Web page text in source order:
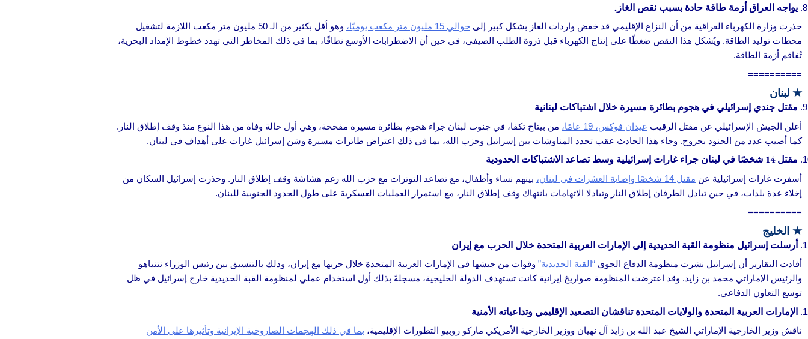
يواجه العراق أزمة طاقة حادة بسبب نقص الغاز.
حذرت وزارة الكهرباء العراقية من أن النزاع الإقليمي قد خفض واردات الغاز بشكل كبير إلى حوالي 15 مليون متر مكعب يوميًا،
وهو أقل بكثير من الـ 50 مليون متر مكعب اللازمة لتشغيل
محطات توليد الطاقة. ويُشكل هذا النقص ضغطًا على إنتاج الكهرباء قبل ذروة الطلب الصيفي، في حين أن الاضطرابات الأوسع نطاقًا، بما في ذلك المخاطر التي تهدد خطوط الإمداد البحرية،
تُفاقم أزمة الطاقة.
==========
★ لبنان
مقتل جندي إسرائيلي في هجوم بطائرة مسيرة خلال اشتباكات لبنانية
أعلن الجيش الإسرائيلي عن مقتل الرقيب عيدان فوكس، 19 عامًا،
من بيتاح تكفا، في جنوب لبنان جراء هجوم بطائرة مسيرة مفخخة، وهي أول حالة وفاة من هذا النوع منذ وقف إطلاق النار.
كما أصيب عدد من الجنود بجروح. وجاء هذا الحادث عقب تجدد المناوشات بين إسرائيل وحزب الله، بما في ذلك اعتراض طائرات مسيرة وشن إسرائيل غارات على أهداف في لبنان.
مقتل 14 شخصًا في لبنان جراء غارات إسرائيلية وسط تصاعد الاشتباكات الحدودية
أسفرت غارات إسرائيلية عن مقتل 14 شخصًا وإصابة العشرات في لبنان،
بينهم نساء وأطفال، مع تصاعد التوترات مع حزب الله رغم هشاشة وقف إطلاق النار. وحذرت إسرائيل السكان من
إخلاء عدة بلدات، في حين تبادل الطرفان إطلاق النار وتبادلا الاتهامات بانتهاك وقف إطلاق النار، مع استمرار العمليات العسكرية على طول الحدود الجنوبية للبنان.
==========
★ الخليج
أرسلت إسرائيل منظومة القبة الحديدية إلى الإمارات العربية المتحدة خلال الحرب مع إيران
أفادت التقارير أن إسرائيل نشرت منظومة الدفاع الجوي “القبة الحديدية” وقوات من جيشها في الإمارات العربية المتحدة خلال حربها مع إيران، وذلك بالتنسيق بين رئيس الوزراء نتنياهو
والرئيس الإماراتي محمد بن زايد. وقد اعترضت المنظومة صواريخ إيرانية كانت تستهدف الدولة الخليجية، مسجلةً بذلك أول استخدام عملي لمنظومة القبة الحديدية خارج إسرائيل في ظل
توسع التعاون الدفاعي.
الإمارات العربية المتحدة والولايات المتحدة تناقشان التصعيد الإقليمي وتداعياته الأمنية
ناقش وزير الخارجية الإماراتي الشيخ عبد الله بن زايد آل نهيان ووزير الخارجية الأمريكي ماركو روبيو التطورات الإقليمية، بما في ذلك الهجمات الصاروخية الإيرانية وتأثيرها على الأمن